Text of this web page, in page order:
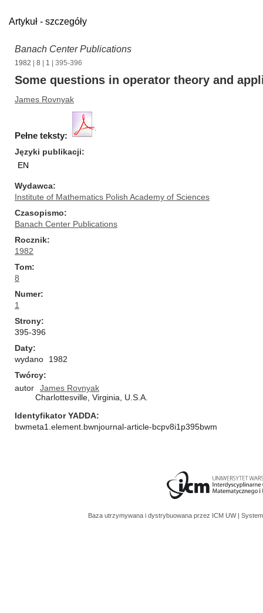
Artykuł - szczegóły
Banach Center Publications
1982 8 1 | 395-396
Some questions in operator theory and
James Rovnyak
Pełne teksty:
Języki publikacji
EN
Wydawca
Institute of Mathematics Polish Academy of Sciences
Czasopismo
Banach Center Publications
Rocznik
1982
Tom
8
Numer
1
Strony
395-396
Daty
wydano
1982
Twórcy
autor
James Rovnyak
Charlottesville, Virginia, U.S.A.
Identyfikator YADDA
bwmeta1.element.bwnjournal-article-bcpv8i1p395bwm
Baza utrzymywana i dystrybuowana przez ICM UW |